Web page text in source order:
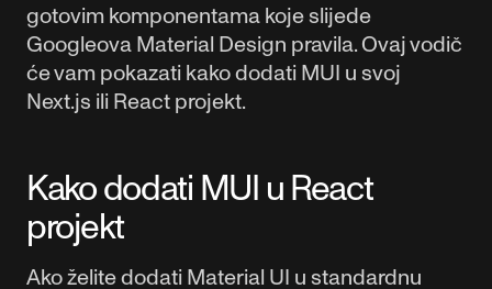
gotovim komponentama koje slijede
Googleova Material Design pravila. Ovaj vodič
će vam pokazati kako dodati MUI u svoj
Next.js ili React projekt.
Kako dodati MUI u React
projekt
Ako želite dodati Material UI u standardnu